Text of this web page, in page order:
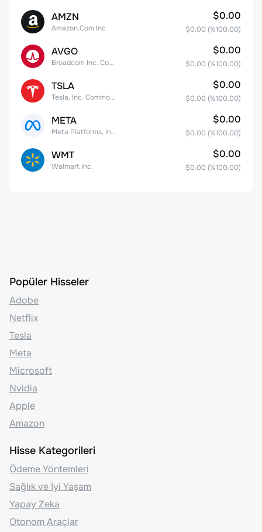
AMZN
Amazon.Com Inc
$0.00
$0.00 (%100.00)
AVGO
Broadcom Inc. Common Stock
$0.00
$0.00 (%100.00)
TSLA
Tesla, Inc. Common Stock
$0.00
$0.00 (%100.00)
META
Meta Platforms, Inc. Class A Common Stock
$0.00
$0.00 (%100.00)
WMT
Walmart Inc.
$0.00
$0.00 (%100.00)
Popüler Hisseler
Adobe
Netflix
Tesla
Meta
Microsoft
Nvidia
Apple
Amazon
Hisse Kategorileri
Ödeme Yöntemleri
Sağlık ve İyi Yaşam
Yapay Zeka
Otonom Araçlar